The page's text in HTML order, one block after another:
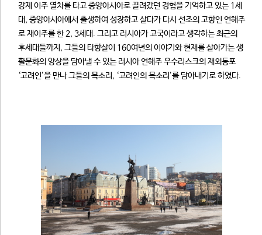
강제 이주 열차를 타고 중앙아시아로 끌려갔던 경험을 기억하고 있는 1세
대, 중앙아시아에서 출생하여 성장하고 살다가 다시 선조의 고향인 연해주
로 재이주를 한 2, 3세대. 그리고 러시아가 고국이라고 생각하는 최근의
후세대들까지, 그들의 타향살이 160여년의 이야기와 현재를 살아가는 생
활문화의 양상을 담아낼 수 있는 러시아 연해주 우수리스크의 재외동포
‘고려인’을 만나 그들의 목소리, ‘고려인의 목소리’를 담아내기로 하였다.